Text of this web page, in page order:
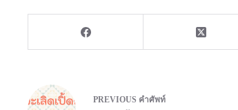
PREVIOUS คำศัพท์